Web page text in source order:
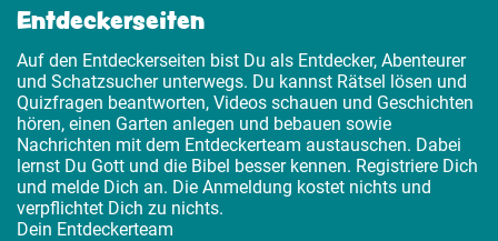
Entdeckerseiten
Auf den Entdeckerseiten bist Du als Entdecker, Abenteurer
und Schatzsucher unterwegs. Du kannst Rätsel lösen und
Quizfragen beantworten, Videos schauen und Geschichten
hören, einen Garten anlegen und bebauen sowie
Nachrichten mit dem Entdeckerteam austauschen. Dabei
lernst Du Gott und die Bibel besser kennen. Registriere Dich
und melde Dich an. Die Anmeldung kostet nichts und
verpflichtet Dich zu nichts.
Dein Entdeckerteam